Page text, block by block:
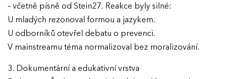
Ročník 2020
Ročník 2018
Ročník 2017
– včetně písně od Stein27. Reakce byly silné:
U mladých rezonoval formou a jazykem.
U odborníků otevřel debatu o prevenci.
V mainstreamu téma normalizoval bez moralizování.
3. Dokumentární a edukativní vrstva